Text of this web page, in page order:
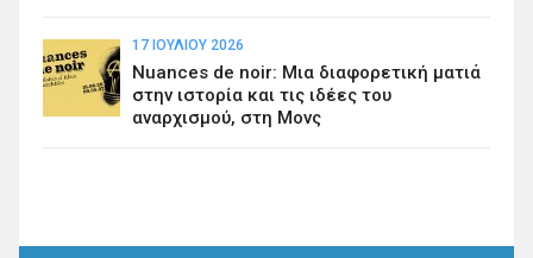
17 ΙΟΥΛΊΟΥ 2026
Nuances de noir: Μια διαφορετική ματιά
στην ιστορία και τις ιδέες του
αναρχισμού, στη Μονς